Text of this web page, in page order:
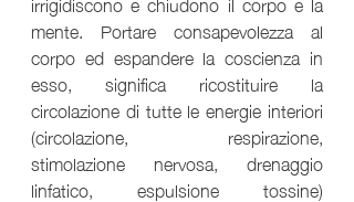
mente. Portare consapevolezza al
corpo ed espandere la coscienza in
esso, significa ricostituire la
circolazione di tutte le energie interiori
(circolazione, respirazione,
stimolazione nervosa, drenaggio
linfatico, espulsione tossine)